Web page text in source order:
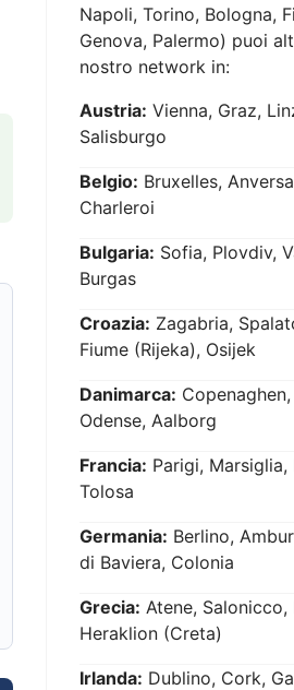
Napoli, Torino, Bologna,
Genova, Palermo) puoi
nostro network in:
Austria: Vienna, Graz,
Salisburgo
Belgio: Bruxelles,
Charleroi
Bulgaria: Sofia, Plovdiv,
Burgas
Croazia: Zagabria,
Fiume (Rijeka), Osijek
Danimarca:
Odense, Aalborg
Francia: Parigi, Marsiglia,
Tolosa
Germania: Berlino,
di Baviera, Colonia
Grecia: Atene, Salonicco,
Heraklion (Creta)
Irlanda: Dublino, Cork,